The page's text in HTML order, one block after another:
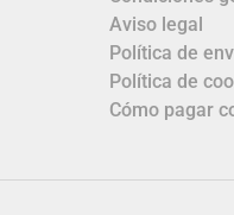
Aviso legal
Política de
Política de
Cómo pagar